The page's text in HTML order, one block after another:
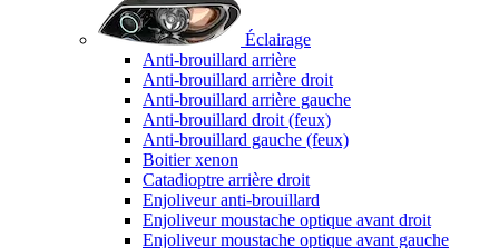
Éclairage
Anti-brouillard arrière
Anti-brouillard arrière droit
Anti-brouillard arrière gauche
Anti-brouillard droit (feux)
Anti-brouillard gauche (feux)
Boitier xenon
Catadioptre arrière droit
Enjoliveur anti-brouillard
Enjoliveur moustache optique avant droit
Enjoliveur moustache optique avant gauche